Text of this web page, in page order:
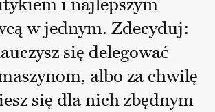
i najlepszym
w jednym. Zdecyduj:
się delegować
albo za chwilę
się dla nich zbędnym